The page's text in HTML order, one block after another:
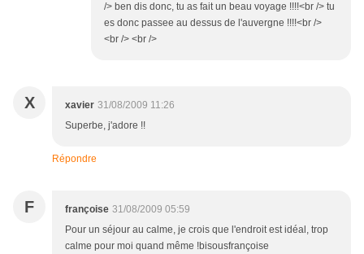
/> ben dis donc, tu as fait un beau voyage !!!!<br /> tu
es donc passee au dessus de l'auvergne !!!!<br />
<br /> <br />
X xavier 31/08/2009 11:26
Superbe, j'adore !!
Répondre
F françoise 31/08/2009 05:59
Pour un séjour au calme, je crois que l'endroit est idéal, trop
calme pour moi quand même !bisousfrançoise